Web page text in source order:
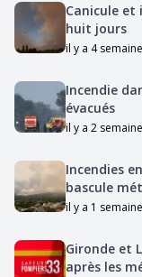
Canicule et
huit jours
il y a 4
Incendie
évacués
il y a 2
Incendies
bascule
il y a 1 semaine
Gironde et
après les